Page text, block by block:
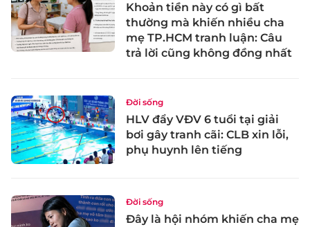
Khoản tiền này có gì bất
thường mà khiến nhiều cha
mẹ TP.HCM tranh luận: Câu
trả lời cũng không đồng nhất
Đời sống
HLV đẩy VĐV 6 tuổi tại giải
bơi gây tranh cãi: CLB xin lỗi,
phụ huynh lên tiếng
Đời sống
Đây là hội nhóm khiến cha mẹ